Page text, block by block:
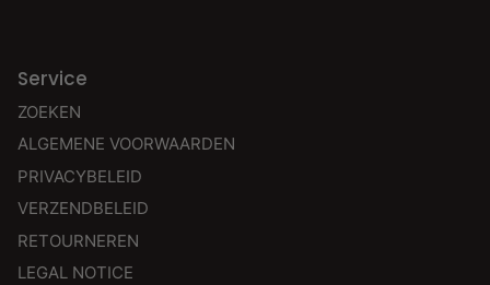
Service
ZOEKEN
ALGEMENE VOORWAARDEN
PRIVACYBELEID
VERZENDBELEID
RETOURNEREN
LEGAL NOTICE